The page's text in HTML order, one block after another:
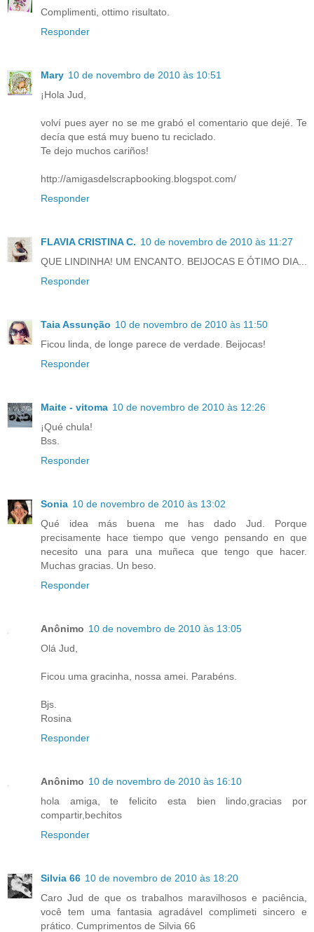
Complimenti, ottimo risultato.
Responder
Mary 10 de novembro de 2010 às 10:51
¡Hola Jud,
volví pues ayer no se me grabó el comentario que dejé. Te
decía que está muy bueno tu reciclado.
Te dejo muchos cariños!
http://amigasdelscrapbooking.blogspot.com/
Responder
FLAVIA CRISTINA C. 10 de novembro de 2010 às 11:27
QUE LINDINHA! UM ENCANTO. BEIJOCAS E ÓTIMO DIA...
Responder
Taia Assunção 10 de novembro de 2010 às 11:50
Ficou linda, de longe parece de verdade. Beijocas!
Responder
Maite - vitoma 10 de novembro de 2010 às 12:26
¡Qué chula!
Bss.
Responder
Sonia 10 de novembro de 2010 às 13:02
Qué idea más buena me has dado Jud. Porque
precisamente hace tiempo que vengo pensando en que
necesito una para una muñeca que tengo que hacer.
Muchas gracias. Un beso.
Responder
Anônimo 10 de novembro de 2010 às 13:05
Olá Jud,
Ficou uma gracinha, nossa amei. Parabéns.
Bjs.
Rosina
Responder
Anônimo 10 de novembro de 2010 às 16:10
hola amiga, te felicito esta bien lindo,gracias por
compartir,bechitos
Responder
Silvia 66 10 de novembro de 2010 às 18:20
Caro Jud de que os trabalhos maravilhosos e paciência,
você tem uma fantasia agradável complimeti sincero e
prático. Cumprimentos de Silvia 66